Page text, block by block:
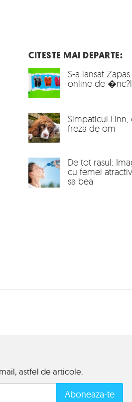
CITESTE MAI DEPARTE:
S-a lansat
online de
Simpaticul Finn,
freza de om
De tot rasul:
cu femei
sa bea
astfel de articole.
Aboneaza-te